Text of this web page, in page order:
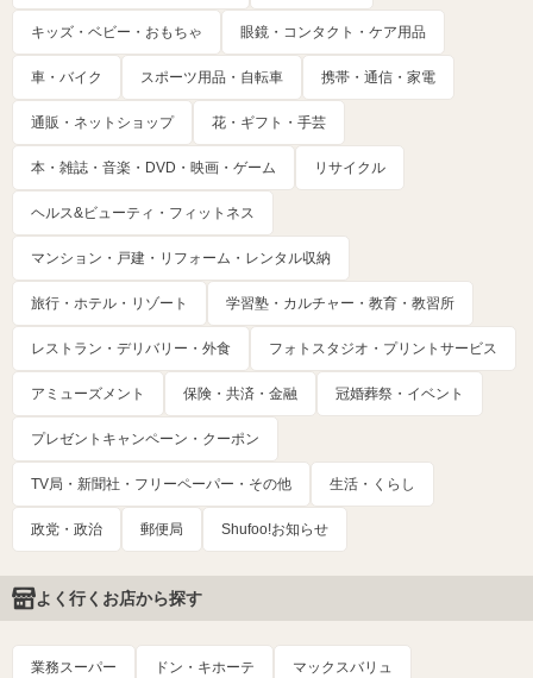
キッズ・ベビー・おもちゃ 眼鏡・コンタクト・ケア用品
車・バイク スポーツ用品・自転車 携帯・通信・家電
通販・ネットショップ 花・ギフト・手芸
本・雑誌・音楽・DVD・映画・ゲーム リサイクル
ヘルス&ビューティ・フィットネス
マンション・戸建・リフォーム・レンタル収納
旅行・ホテル・リゾート 学習塾・カルチャー・教育・教習所
レストラン・デリバリー・外食 フォトスタジオ・プリントサービス
アミューズメント 保険・共済・金融 冠婚葬祭・イベント
プレゼントキャンペーン・クーポン
TV局・新聞社・フリーペーパー・その他 生活・くらし
政党・政治 郵便局 Shufoo!お知らせ
よく行くお店から探す
業務スーパー ドン・キホーテ マックスバリュ